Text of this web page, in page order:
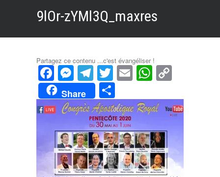
9lOr-zYMl3Q_maxres
Partagez ce contenu ...c'est évangéliser !
Facebook
Messenger
Telegram
Twitter
Email
Share